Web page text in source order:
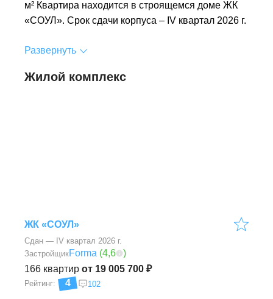
м² Квартира находится в строящемся доме ЖК
«СОУЛ». Срок сдачи корпуса – IV квартал 2026 г.
Развернуть
Жилой комплекс
ЖК «СОУЛ»
Сдан — IV квартал 2026 г.
166 квартир от 19 005 700 ₽
ЗастройщикForma (4,6 )
Рейтинг: 4 102